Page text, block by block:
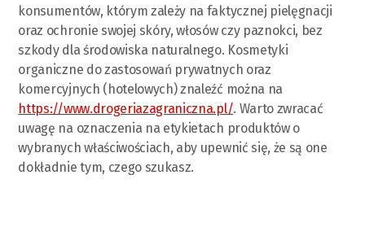
konsumentów, którym zależy na faktycznej pielęgnacji
oraz ochronie swojej skóry, włosów czy paznokci, bez
szkody dla środowiska naturalnego. Kosmetyki
organiczne do zastosowań prywatnych oraz
komercyjnych (hotelowych) znaleźć można na
https://www.drogeriazagraniczna.pl/. Warto zwracać
uwagę na oznaczenia na etykietach produktów o
wybranych właściwościach, aby upewnić się, że są one
dokładnie tym, czego szukasz.